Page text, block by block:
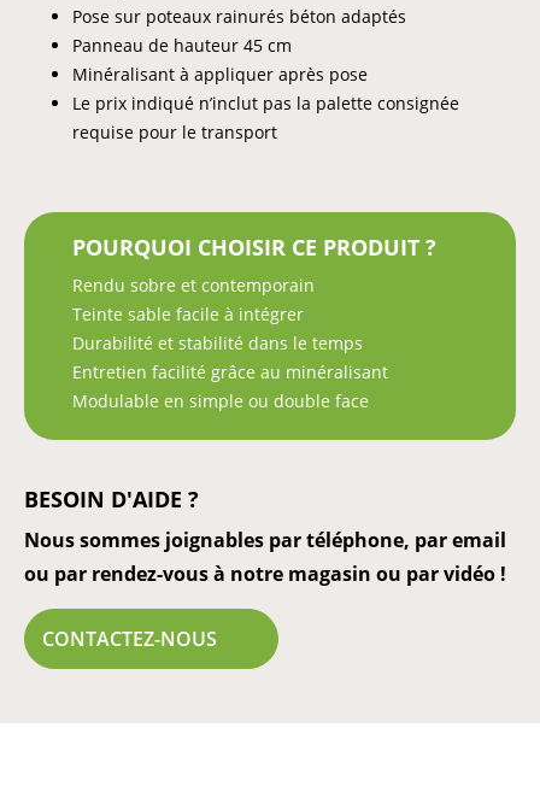
Pose sur poteaux rainurés béton adaptés
Panneau de hauteur 45 cm
Minéralisant à appliquer après pose
Le prix indiqué n’inclut pas la palette consignée
requise pour le transport
POURQUOI CHOISIR CE PRODUIT ?
Rendu sobre et contemporain
Teinte sable facile à intégrer
Durabilité et stabilité dans le temps
Entretien facilité grâce au minéralisant
Modulable en simple ou double face
BESOIN D'AIDE ?
Nous sommes joignables par téléphone, par email
ou par rendez-vous à notre magasin ou par vidéo !
CONTACTEZ-NOUS